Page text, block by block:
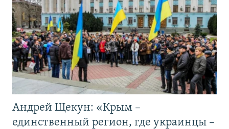
Андрей Щекун: «Крым –
единственный регион, где украинцы –